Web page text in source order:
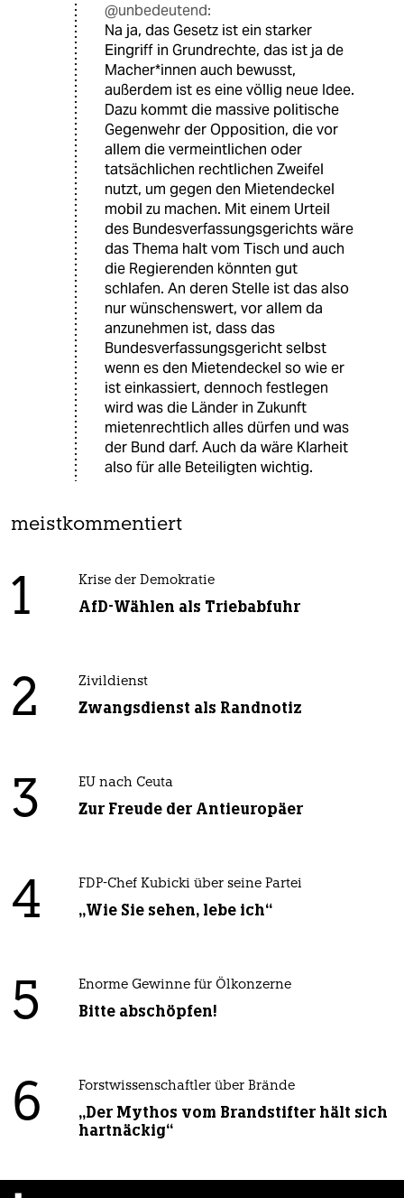
@unbedeutend:
Na ja, das Gesetz ist ein starker
Eingriff in Grundrechte, das ist ja de
Macher*innen auch bewusst,
außerdem ist es eine völlig neue Idee.
Dazu kommt die massive politische
Gegenwehr der Opposition, die vor
allem die vermeintlichen oder
tatsächlichen rechtlichen Zweifel
nutzt, um gegen den Mietendeckel
mobil zu machen. Mit einem Urteil
des Bundesverfassungsgerichts wäre
das Thema halt vom Tisch und auch
die Regierenden könnten gut
schlafen. An deren Stelle ist das also
nur wünschenswert, vor allem da
anzunehmen ist, dass das
Bundesverfassungsgericht selbst
wenn es den Mietendeckel so wie er
ist einkassiert, dennoch festlegen
wird was die Länder in Zukunft
mietenrechtlich alles dürfen und was
der Bund darf. Auch da wäre Klarheit
also für alle Beteiligten wichtig.
meistkommentiert
1 Krise der Demokratie
AfD-Wählen als Triebabfuhr
2 Zivildienst
Zwangsdienst als Randnotiz
3 EU nach Ceuta
Zur Freude der Antieuropäer
4 FDP-Chef Kubicki über seine Partei
„Wie Sie sehen, lebe ich“
5 Enorme Gewinne für Ölkonzerne
Bitte abschöpfen!
6 Forstwissenschaftler über Brände
„Der Mythos vom Brandstifter hält sich
hartnäckig“